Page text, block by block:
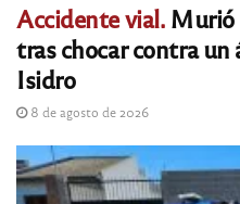
Accidente vial.Murió
tras chocar contra un
Isidro
8 de agosto de 2026